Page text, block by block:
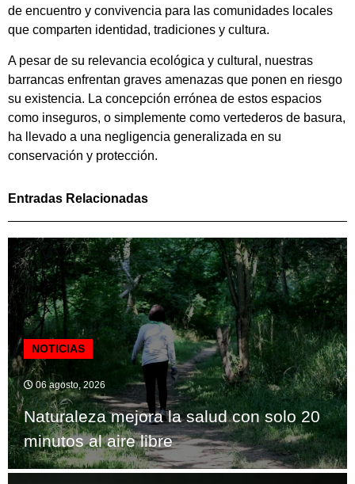
de encuentro y convivencia para las comunidades locales
que comparten identidad, tradiciones y cultura.
A pesar de su relevancia ecológica y cultural, nuestras
barrancas enfrentan graves amenazas que ponen en riesgo
su existencia. La concepción errónea de estos espacios
como inseguros, o simplemente como vertederos de basura,
ha llevado a una negligencia generalizada en su
conservación y protección.
Entradas Relacionadas
NOTICIAS
06 agosto, 2026
Naturaleza mejora la salud con solo 20
minutos al aire libre